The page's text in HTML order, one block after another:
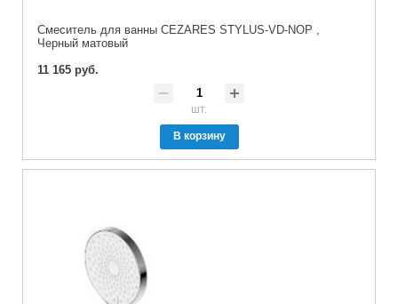
Смеситель для ванны CEZARES STYLUS-VD-NOP ,
Черный матовый
11 165 руб.
шт.
В корзину